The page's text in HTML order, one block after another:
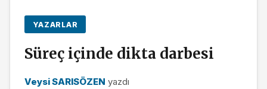
YAZARLAR
Süreç içinde dikta darbesi
Veysi SARISÖZEN yazdı